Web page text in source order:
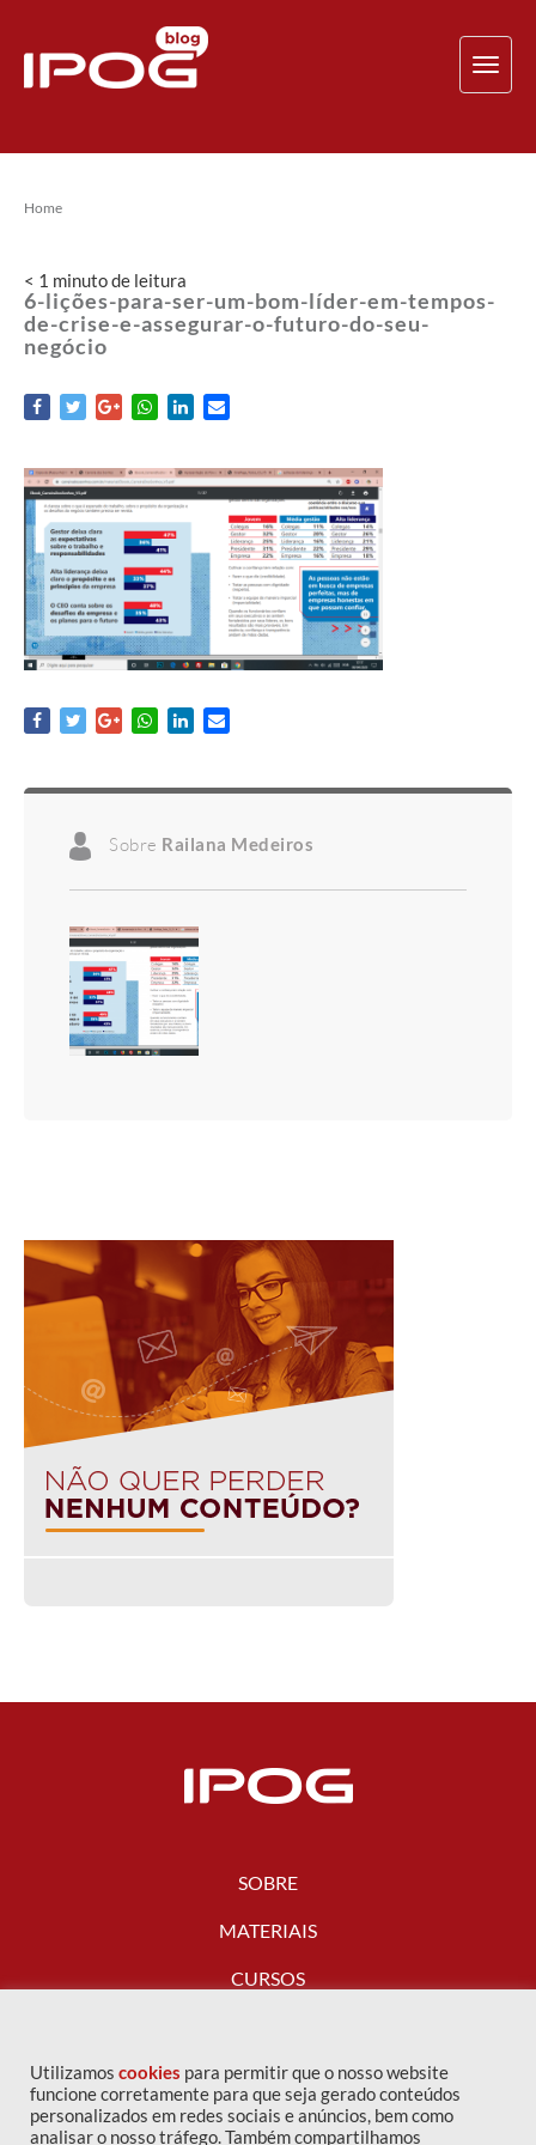
Home
< 1 minutode leitura
6-lições-para-ser-um-bom-líder-em-tempos-
de-crise-e-assegurar-o-futuro-do-seu-
negócio
Sobre Railana Medeiros
SOBRE
MATERIAIS
CURSOS
FALE CONOSCO
Utilizamos cookies para permitir que o nosso website
funcione corretamente para que seja gerado conteúdos
personalizados em redes sociais e anúncios, bem como
analisar o nosso tráfego. Também compartilhamos